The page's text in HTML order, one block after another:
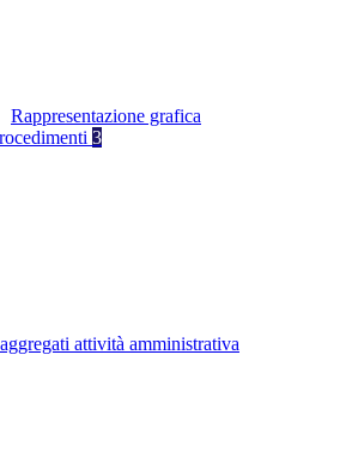
Rappresentazione grafica
3
attività amministrativa